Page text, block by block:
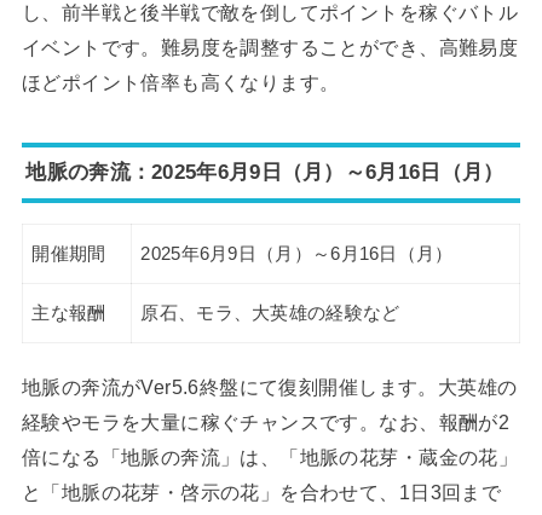
し、前半戦と後半戦で敵を倒してポイントを稼ぐバトル
イベントです。難易度を調整することができ、高難易度
ほどポイント倍率も高くなります。
地脈の奔流：2025年6月9日（月）～6月16日（月）
開催期間 2025年6月9日（月）～6月16日（月）
主な報酬 原石、モラ、大英雄の経験など
地脈の奔流がVer5.6終盤にて復刻開催します。大英雄の
経験やモラを大量に稼ぐチャンスです。なお、報酬が2
倍になる「地脈の奔流」は、「地脈の花芽・蔵金の花」
と「地脈の花芽・啓示の花」を合わせて、1日3回まで